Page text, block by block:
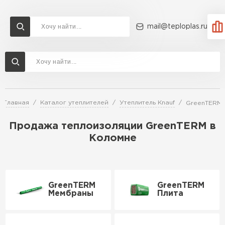
mail@teploplas.ru
Главная Каталог утеплителей Утеплитель Knauf GreenTERM
Продажа теплоизоляции GreenTERM в
Коломне
GreenTERM
Мембраны
GreenTERM
Плита
Доставка и оплата
Утеплитель Ветонит
Утеплитель Технониколь
Утеплитель Rockwool
Утеплитель Пеноплекс